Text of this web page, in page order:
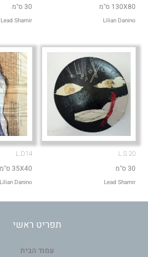
130X80 ס"מ
Lilian Danino
30 ס"מ
Lead Shamir
L.S 20
30 ס"מ
Lead Shamir
L.D14
35X40 ס"מ
Lilian Danino
תפריט ראשי
עמוד הבית